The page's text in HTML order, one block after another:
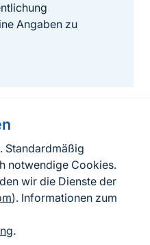
Standardmäßig
notwendige Cookies.
wir die Dienste der
). Informationen zum
.
Angaben zu
BfN